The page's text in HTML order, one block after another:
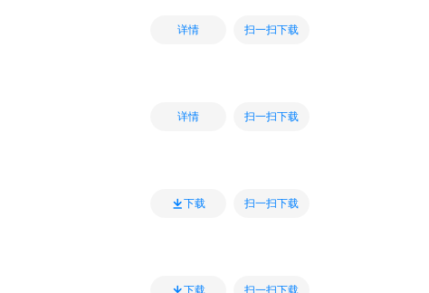
详情 扫一扫下载
详情 扫一扫下载
下载 扫一扫下载
下载 扫一扫下载